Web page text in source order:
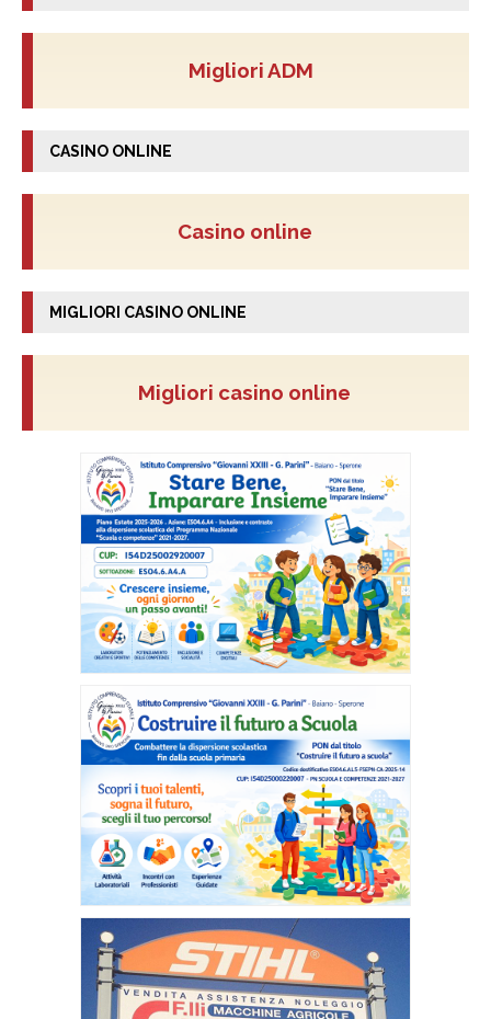
Migliori ADM
CASINO ONLINE
Casino online
MIGLIORI CASINO ONLINE
Migliori casino online